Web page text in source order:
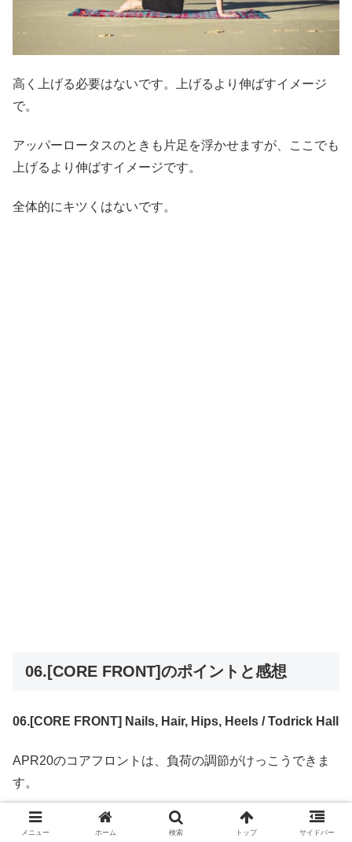
高く上げる必要はないです。上げるより伸ばすイメージ
で。
アッパーロータスのときも片足を浮かせますが、ここでも
上げるより伸ばすイメージです。
全体的にキツくはないです。
06.[CORE FRONT]のポイントと感想
06.[CORE FRONT] Nails, Hair, Hips, Heels / Todrick Hall
APR20のコアフロントは、負荷の調節がけっこうできま
す。
まずは足を組んだ状態でクランチ。途中からは頭を上げる
メニュー ホーム 検索 トップ サイドバー